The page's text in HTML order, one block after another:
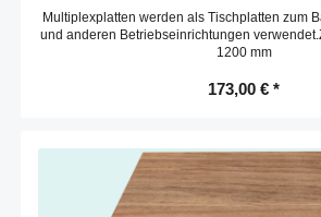
Multiplexplatten werden als Tischplatten zum
und anderen Betriebseinrichtungen
1200 mm
173,00 € *